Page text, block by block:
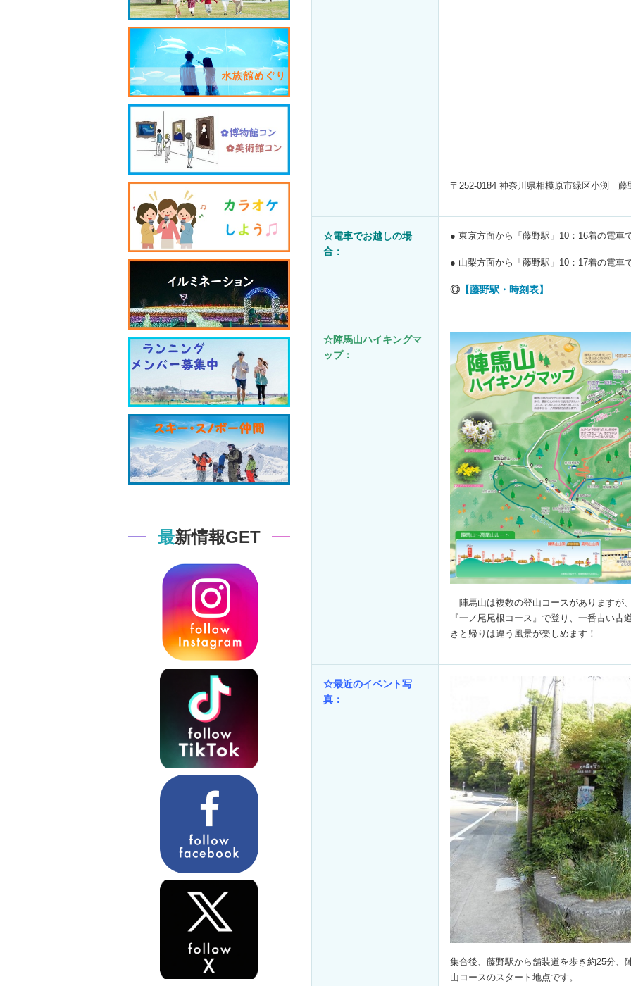
最新情報GET
〒252-0184 神奈川県相模原市緑区小渕 藤
☆電車でお越しの場
合：
● 東京方面から「藤野駅」10：16着の電車
● 山梨方面から「藤野駅」10：17着の電車
◎ 【藤野駅・時刻表】
☆陣馬山ハイキングマ
ップ：
陣馬山は複数の登山コースがありますが
『一ノ尾尾根コース』で登り、一番古い
きと帰りは違う風景が楽しめます！
☆最近のイベント写
真：
集合後、藤野駅から舗装道を歩き約25分、
山コースのスタート地点です。